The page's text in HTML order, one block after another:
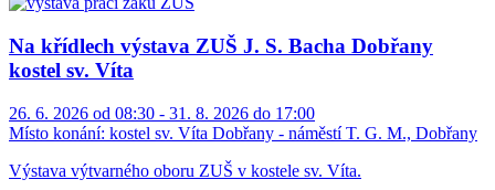
Na křídlech výstava ZUŠ J. S. Bacha Dobřany
kostel sv. Víta
26. 6. 2026 od 08:30 - 31. 8. 2026 do 17:00
Místo konání: kostel sv. Víta Dobřany - náměstí T. G. M., Dobřany
Výstava výtvarného oboru ZUŠ v kostele sv. Víta.